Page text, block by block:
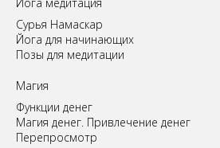
Йога медитация
Сурья Намаскар
Йога для начинающих
Позы для медитации
Магия
Функции денег
Магия денег. Привлечение денег
Перепросмотр